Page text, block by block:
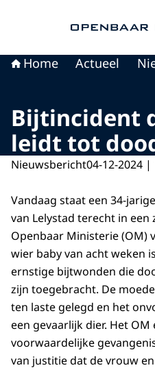
Home Actueel
Bijtincident
leidt tot
Nieuwsbericht04-12-2024 |
Vandaag staat een 34-
van Lelystad terecht in een
Openbaar Ministerie (OM)
wier baby van acht weken
ernstige bijtwonden die
zijn toegebracht. De
ten laste gelegd en het
een gevaarlijk dier. Het
voorwaardelijke
van justitie dat de vrouw